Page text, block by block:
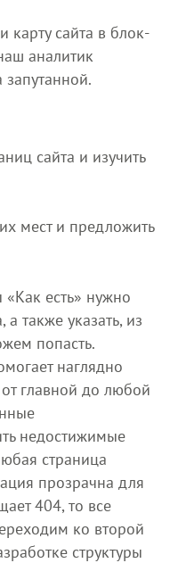
карту сайта в блок-
аналитик
сайта и изучить
мест и предложить
«Как есть» нужно
также указать, из
попасть.
наглядно
от главной до любой
недостижимые
страница
прозрачна для
404, то все
ко второй
структуры